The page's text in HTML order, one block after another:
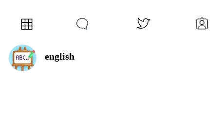
english